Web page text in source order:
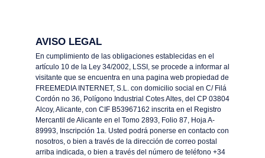
AVISO LEGAL
En cumplimiento de las obligaciones establecidas en el
artículo 10 de la Ley 34/2002, LSSI, se procede a informar al
visitante que se encuentra en una pagina web propiedad de
FREEMEDIA INTERNET, S.L. con domicilio social en C/ Filá
Cordón no 36, Polígono Industrial Cotes Altes, del CP 03804
Alcoy, Alicante, con CIF B53967162 inscrita en el Registro
Mercantil de Alicante en el Tomo 2893, Folio 87, Hoja A-
89993, Inscripción 1a. Usted podrá ponerse en contacto con
nosotros, o bien a través de la dirección de correo postal
arriba indicada, o bien a través del número de teléfono +34